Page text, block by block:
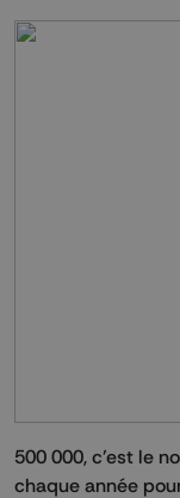
500 000, c’est le
chaque année